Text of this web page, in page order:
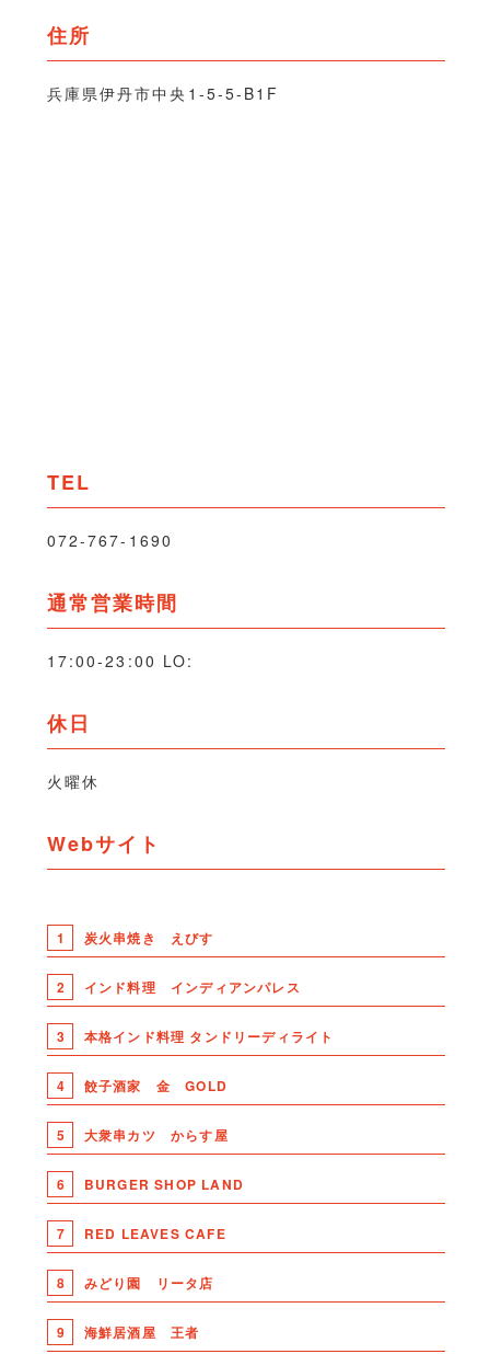
住所
兵庫県伊丹市中央1-5-5-B1F
TEL
072-767-1690
通常営業時間
17:00-23:00 LO:
休日
火曜休
Webサイト
1 炭火串焼き えびす
2 インド料理 インディアンパレス
3 本格インド料理 タンドリーディライト
4 餃子酒家 金 GOLD
5 大衆串カツ からす屋
6 BURGER SHOP LAND
7 RED LEAVES CAFE
8 みどり園 リータ店
9 海鮮居酒屋 王者